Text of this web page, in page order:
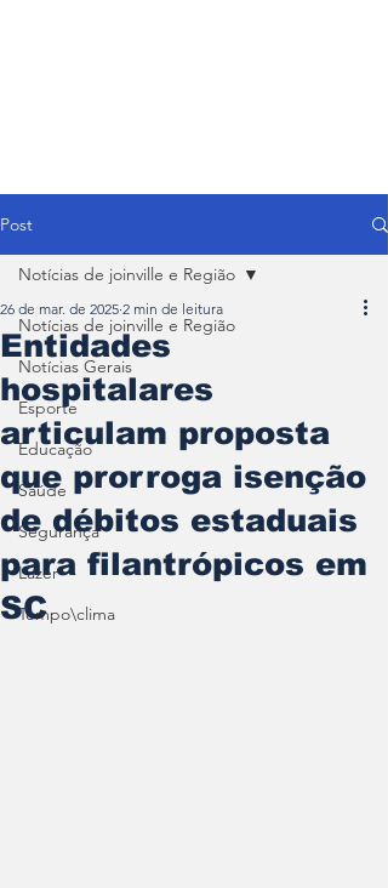
Post
Notícias de joinville e Região
Notícias Gerais
Esporte
Educação
Saúde
Segurança
Lazer
Tempo\clima
Notícias de joinville e Região
Entidades
hospitalares
articulam proposta
que prorroga isenção
de débitos estaduais
para filantrópicos em
SC
26 de mar. de 2025 2 min de leitura